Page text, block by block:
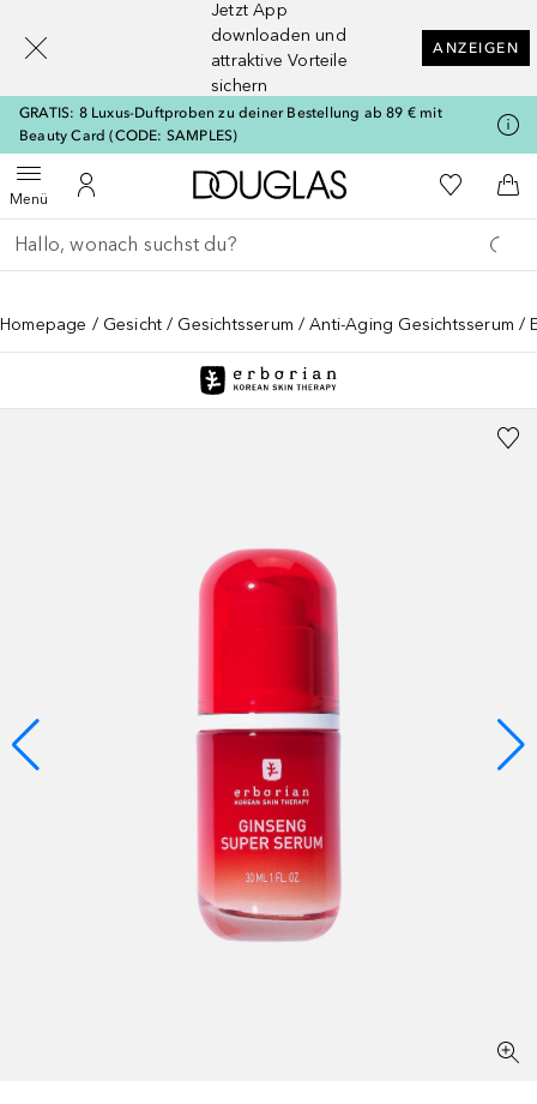
Jetzt App
downloaden und
attraktive Vorteile
sichern
ANZEIGEN
GRATIS: 8 Luxus-Duftproben zu deiner Bestellung ab 89 € mit
Beauty Card (CODE: SAMPLES)
MenüMenü öffnenZu Meinem Kundenkonto
Zur Douglas Startseite
Zu Meiner
Gehe zurück
Suche ausführen
Homepage Gesicht Gesichtsserum Anti-Aging Gesichtsserum
[navigation.slideout.screenreader]